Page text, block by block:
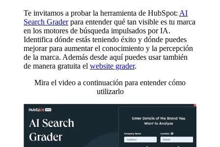
Te invitamos a probar la herramienta de HubSpot: AI
Search Graderpara entender qué tan visible es tu marca
en los motores de búsqueda impulsados ​​por IA.
Identifica dónde estás teniendo éxito y dónde puedes
mejorar para aumentar el conocimiento y la percepción
de la marca. Además desde aquí puedes usar también
de manera gratuita el website grader.
Mira el video a continuación para entender cómo
utilizarlo